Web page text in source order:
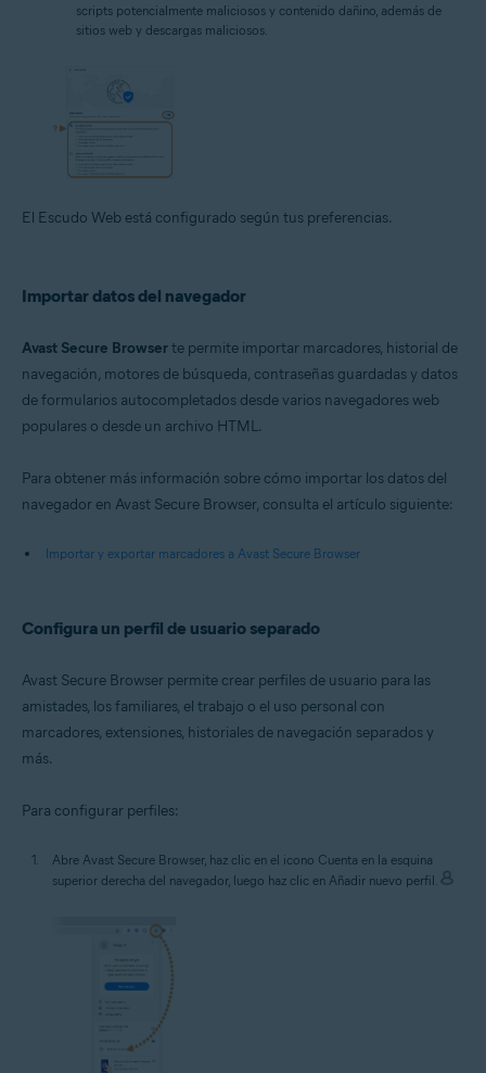
scripts potencialmente maliciosos y contenido dañino, además de
sitios web y descargas maliciosos.
El Escudo Web está configurado según tus preferencias.
Importar datos del navegador
Avast Secure Browserte permite importar marcadores, historial de
navegación, motores de búsqueda, contraseñas guardadas y datos
de formularios autocompletados desde varios navegadores web
populares o desde un archivo HTML.
Para obtener más información sobre cómo importar los datos del
navegador en Avast Secure Browser, consulta el artículo siguiente:
Importar y exportar marcadores a Avast Secure Browser
Configura un perfil de usuario separado
Avast Secure Browser permite crear perfiles de usuario para las
amistades, los familiares, el trabajo o el uso personal con
marcadores, extensiones, historiales de navegación separados y
más.
Para configurar perfiles:
Abre Avast Secure Browser, haz clic en el icono Cuenta en la esquina
superior derecha del navegador, luego haz clic en Añadir nuevo perfil.